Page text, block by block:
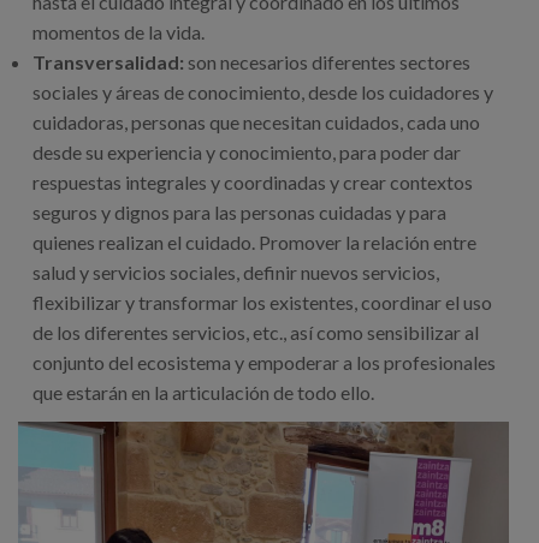
momentos de la vida.
Transversalidad: son necesarios diferentes sectores
sociales y áreas de conocimiento, desde los cuidadores y
cuidadoras, personas que necesitan cuidados, cada uno
desde su experiencia y conocimiento, para poder dar
respuestas integrales y coordinadas y crear contextos
seguros y dignos para las personas cuidadas y para
quienes realizan el cuidado. Promover la relación entre
salud y servicios sociales, definir nuevos servicios,
flexibilizar y transformar los existentes, coordinar el uso
de los diferentes servicios, etc., así como sensibilizar al
conjunto del ecosistema y empoderar a los profesionales
que estarán en la articulación de todo ello.